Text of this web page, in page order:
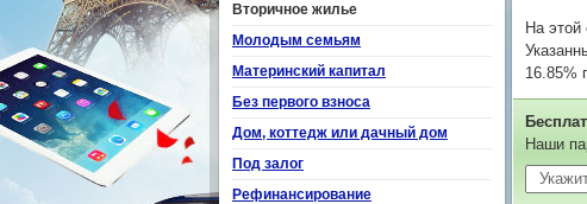
На этой
16.85%
Наши
Вторичное жилье
Молодым семьям
Материнский капитал
Без первого взноса
Дом, коттедж или дачный дом
Под залог
Рефинансирование